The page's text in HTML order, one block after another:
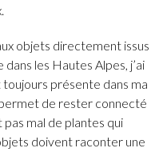
objets directement issus
les Hautes Alpes, j’ai
présente dans ma
de rester connecté
mal de plantes qui
doivent raconter une